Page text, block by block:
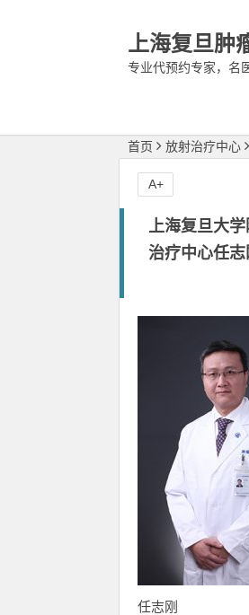
上海复旦肿
专业代预约专家，名
首页 放射治疗中心
上海复旦大
治疗中心任
任志刚
A+